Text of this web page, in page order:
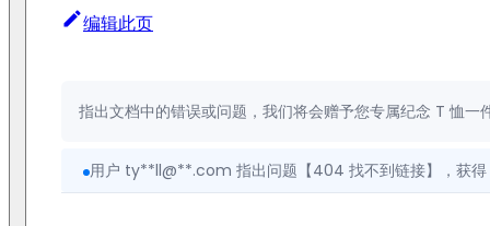
编辑此页
指出文档中的错误或问题，我们将会赠予您专属纪念 T 恤一
用户 ty**ll@**.com 指出问题【404 找不到链接】，获